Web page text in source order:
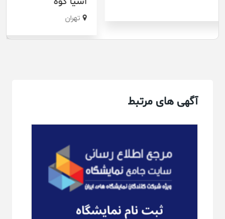
تهران
آگهی های مرتبط